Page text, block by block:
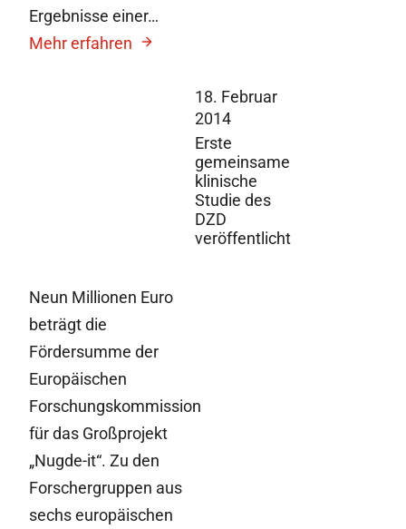
18. Februar
2014
Erste
gemeinsame
klinische
Studie des
DZD
veröffentlicht
Ergebnisse einer…
Mehr erfahren
Neun Millionen Euro
beträgt die
Fördersumme der
Europäischen
Forschungskommission
für das Großprojekt
„Nugde-it“. Zu den
Forschergruppen aus
sechs europäischen